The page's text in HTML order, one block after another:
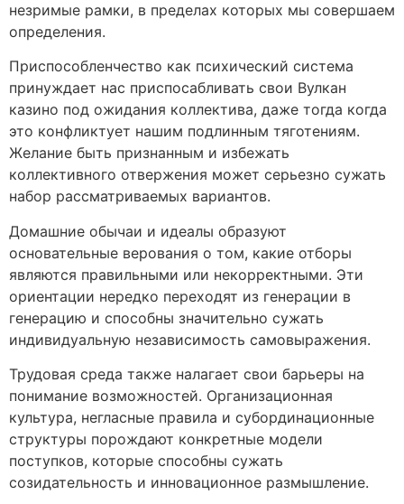
незримые рамки, в пределах которых мы совершаем
определения.
Приспособленчество как психический система
принуждает нас приспосабливать свои Вулкан
казино под ожидания коллектива, даже тогда когда
это конфликтует нашим подлинным тяготениям.
Желание быть признанным и избежать
коллективного отвержения может серьезно сужать
набор рассматриваемых вариантов.
Домашние обычаи и идеалы образуют
основательные верования о том, какие отборы
являются правильными или некорректными. Эти
ориентации нередко переходят из генерации в
генерацию и способны значительно сужать
индивидуальную независимость самовыражения.
Трудовая среда также налагает свои барьеры на
понимание возможностей. Организационная
культура, негласные правила и субординационные
структуры порождают конкретные модели
поступков, которые способны сужать
созидательность и инновационное размышление.